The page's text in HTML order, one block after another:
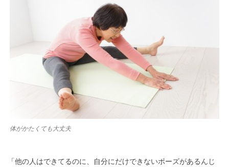
体がかたくても大丈夫
「他の人はできてるのに、自分にだけできないポーズがあるんじ